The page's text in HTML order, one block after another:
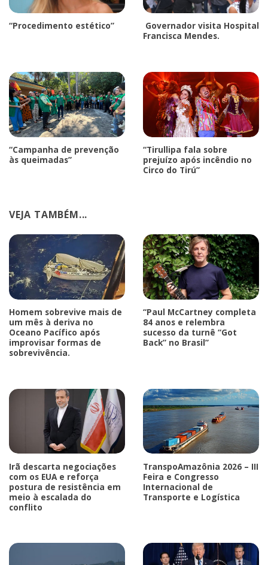
“Procedimento estético”
Governador visita Hospital
Francisca Mendes.
“Campanha de prevenção
às queimadas”
“Tirullipa fala sobre
prejuízo após incêndio no
Circo do Tirú”
VEJA TAMBÉM...
Homem sobrevive mais de
um mês à deriva no
Oceano Pacífico após
improvisar formas de
sobrevivência.
“Paul McCartney completa
84 anos e relembra
sucesso da turnê “Got
Back” no Brasil”
Irã descarta negociações
com os EUA e reforça
postura de resistência em
meio à escalada do
conflito
TranspoAmazônia 2026 – III
Feira e Congresso
Internacional de
Transporte e Logística